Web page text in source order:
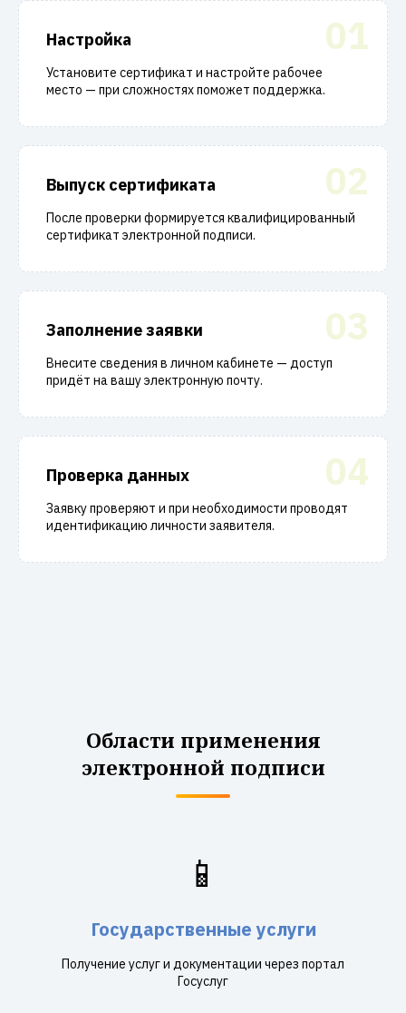
01
Настройка
Установите сертификат и настройте рабочее
место — при сложностях поможет поддержка.
02
Выпуск сертификата
После проверки формируется квалифицированный
сертификат электронной подписи.
03
Заполнение заявки
Внесите сведения в личном кабинете — доступ
придёт на вашу электронную почту.
04
Проверка данных
Заявку проверяют и при необходимости проводят
идентификацию личности заявителя.
Области применения
электронной подписи
📱
Государственные услуги
Получение услуг и документации через портал
Госуслуг